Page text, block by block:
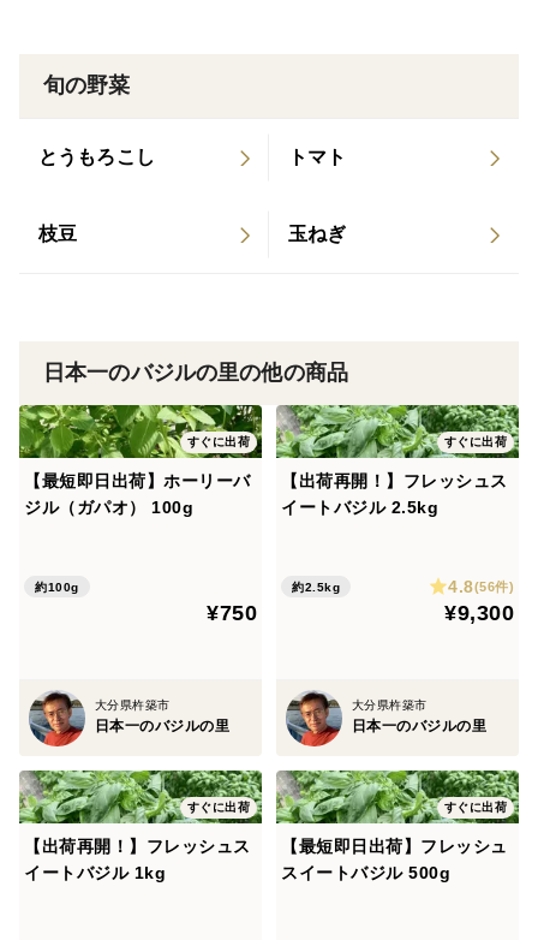
まな業務用のイタリアンハーブ類を生産しています。イ
子で、今後はバジルやセルバティカ同様、通年で高品質
の飾りではありません。料理には軸も細かく刻んで使う
ことで、素晴らしい風味を最大限活かすことができます
午前中にご注文をいただいた場合、一部例外を除いて、
－九州、中国、四国、関西、中京は陸送便で翌日のお届
なお、お急ぎの場合は購入画面で「すぐに出荷」を選ん
でください。航空便を含めた最速での出荷をします。お
届けの日付・時間帯の希望をすると、お届けが遅くなる
ことがあります。
旬の野菜
とうもろこし トマト
枝豆 玉ねぎ
日本一のバジルの里の他の商品
すぐに出荷
【最短即日出荷】ホーリーバ
ジル（ガパオ） 100g
約100g
¥750
大分県杵築市
日本一のバジルの里
すぐに出荷
【出荷再開！】フレッシュス
イートバジル 2.5kg
約2.5kg 4.8(56件)
¥9,300
大分県杵築市
日本一のバジルの里
すぐに出荷
【出荷再開！】フレッシュス
イートバジル 1kg
すぐに出荷
【最短即日出荷】フレッシュ
スイートバジル 500g